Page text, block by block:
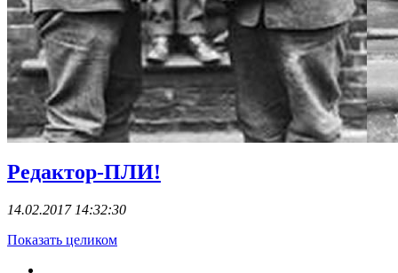
Редактор-ПЛИ!
14.02.2017 14:32:30
Показать целиком